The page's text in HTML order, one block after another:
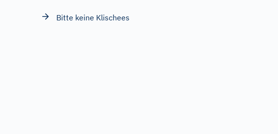
Bitte keine Klischees